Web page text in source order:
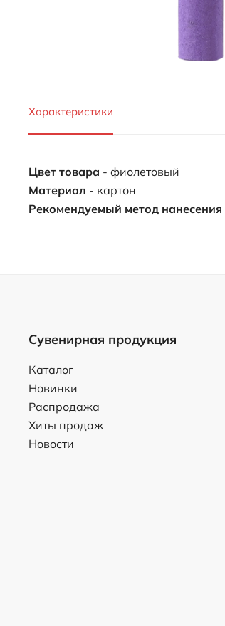
Характеристики
Цвет товара - фиолетовый
Материал - картон
Рекомендуемый метод нанесения
Сувенирная продукция
Каталог
Новинки
Распродажа
Хиты продаж
Новости